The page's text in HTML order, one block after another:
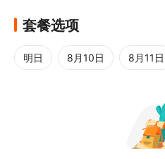
言透过翻译软体和手势交
跨店/次日/酒店归还和服
体验过程中有任何不满，
套餐选项
明日 8月10日 8月11日